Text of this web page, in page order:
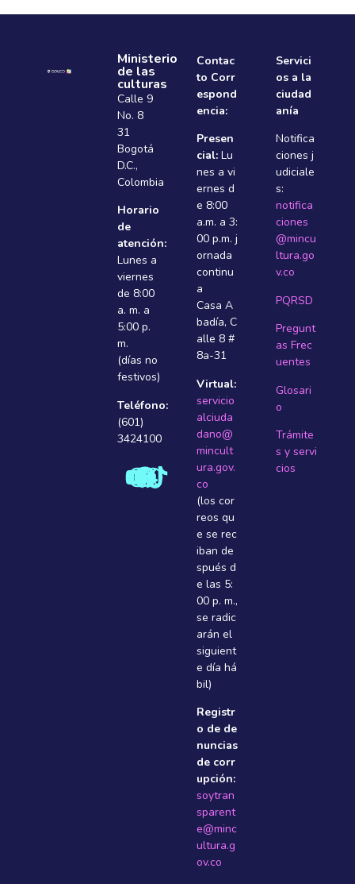
Ministerio
de las
culturas
Calle 9
No. 8
31
Bogotá
D.C.,
Colombia
Horario
de
atención:
Lunes a
viernes
de 8:00
a. m. a
5:00 p.
m.
(días no
festivos)
Teléfono:
(601)
3424100
Contac
to Corr
espond
encia:
Presen
cial: Lu
nes a vi
ernes d
e 8:00
a.m. a 3:
00 p.m. j
ornada
continu
a
Casa A
badí­a, C
alle 8 #
8a-31
Virtual:
servicio
alciuda
dano@
mincult
ura.gov.
co
(los cor
reos qu
e se rec
iban de
spués d
e las 5:
00 p. m.,
se radic
arán el
siguient
e dí­a há
bil)
Registr
o de de
nuncias
de corr
upción:
soytran
sparent
e@minc
ultura.g
ov.co
Servici
os a la
ciudad
anía
Notifica
ciones j
udiciale
s:
notifica
ciones
@mincu
ltura.go
v.co
PQRSD
Pregunt
as Frec
uentes
Glosari
o
Trámite
s y servi
cios